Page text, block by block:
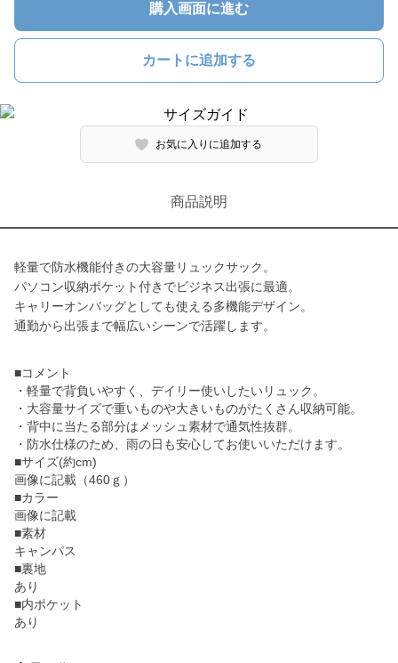
購入画面に進む
カートに追加する
お気に入りに追加する
商品説明
軽量で防水機能付きの大容量リュックサック。
パソコン収納ポケット付きでビジネス出張に最適。
キャリーオンバッグとしても使える多機能デザイン。
通勤から出張まで幅広いシーンで活躍します。
■コメント
・軽量で背負いやすく、デイリー使いしたいリュック。
・大容量サイズで重いものや大きいものがたくさん収納可能。
・背中に当たる部分はメッシュ素材で通気性抜群。
・防水仕様のため、雨の日も安心してお使いいただけます。
■サイズ(約cm)
画像に記載（460ｇ）
■カラー
画像に記載
■素材
キャンパス
■裏地
あり
■内ポケット
あり